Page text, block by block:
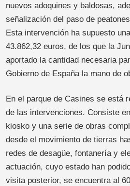
nuevos adoquines y baldosas,
señalización del paso de
Esta intervención ha supuesto
43.862,32 euros, de los que la
aportado la cantidad necesaria
Gobierno de España la mano de
En el parque de Casines se está
de las intervenciones. Consiste
kiosko y una serie de obras
desde el movimiento de tierras
redes de desagüe, fontanería y
actuación, cuyo estado han
visita posterior, se encuentra al